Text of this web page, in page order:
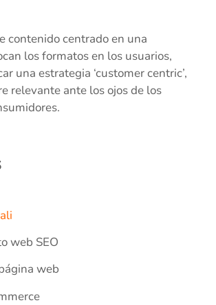
contenido centrado en una
los formatos en los usuarios,
una estrategia ‘customer centric’,
relevante ante los ojos de los
web SEO
web